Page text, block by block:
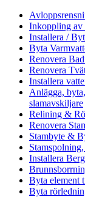
Inkoppling av
Installera /
Byta
Renovera
Renovera
Installera
Anlägga,
slamavskiljare
Relining &
Renovera
Stambyte &
Installera
Byta element
Byta